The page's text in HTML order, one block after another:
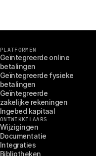
PLATFORMEN
Geïntegreerde online
betalingen
Geïntegreerde fysieke
betalingen
Geïntegreerde
zakelijke rekeningen
Ingebed kapitaal
ONTWIKKELAARS
Wijzigingen
Documentatie
Integraties
Bibliotheken
developers